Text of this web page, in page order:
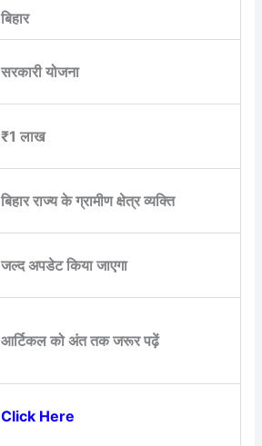
बिहार
सरकारी योजना
₹1 लाख
बिहार राज्य के ग्रामीण क्षेत्र व्यक्ति
जल्द अपडेट किया जाएगा
आर्टिकल को अंत तक जरूर पढ़ें
Click Here